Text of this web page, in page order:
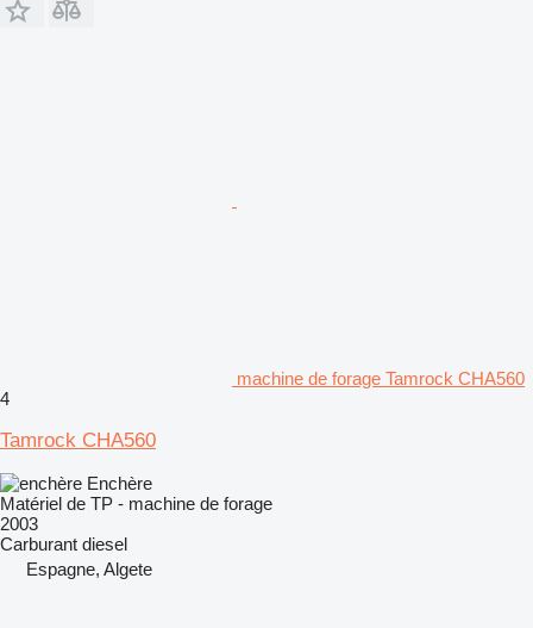
machine de forage Tamrock CHA560
4
Tamrock CHA560
Enchère
Matériel de TP - machine de forage
2003
Carburant diesel
Espagne, Algete